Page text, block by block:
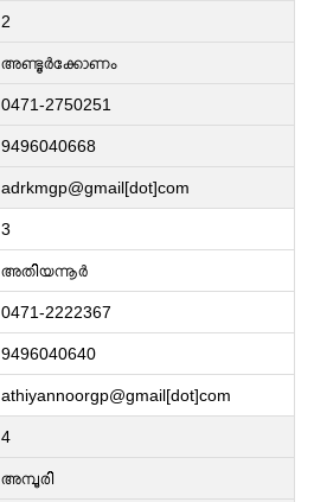
2
അണ്ടൂർക്കോണം
0471-2750251
9496040668
adrkmgp@gmail[dot]com
3
അതിയന്നൂർ
0471-2222367
9496040640
athiyannoorgp@gmail[dot]com
4
അമ്പൂരി